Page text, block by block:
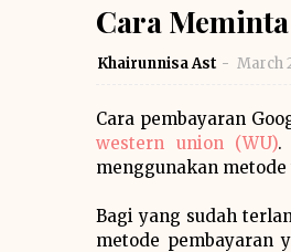
Cara
Khairunnisa Ast March
Cara pembayaran
western union (WU).
menggunakan
Bagi yang sudah
metode pembayaran